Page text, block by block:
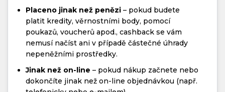
Placeno jinak než penězi – pokud budete
platit kredity, věrnostními body, pomocí
poukazů, voucherů apod., cashback se vám
nemusí načíst ani v případě částečné úhrady
nepeněžními prostředky.
Jinak než on-line – pokud nákup začnete nebo
dokončíte jinak než on-line objednávkou (např.